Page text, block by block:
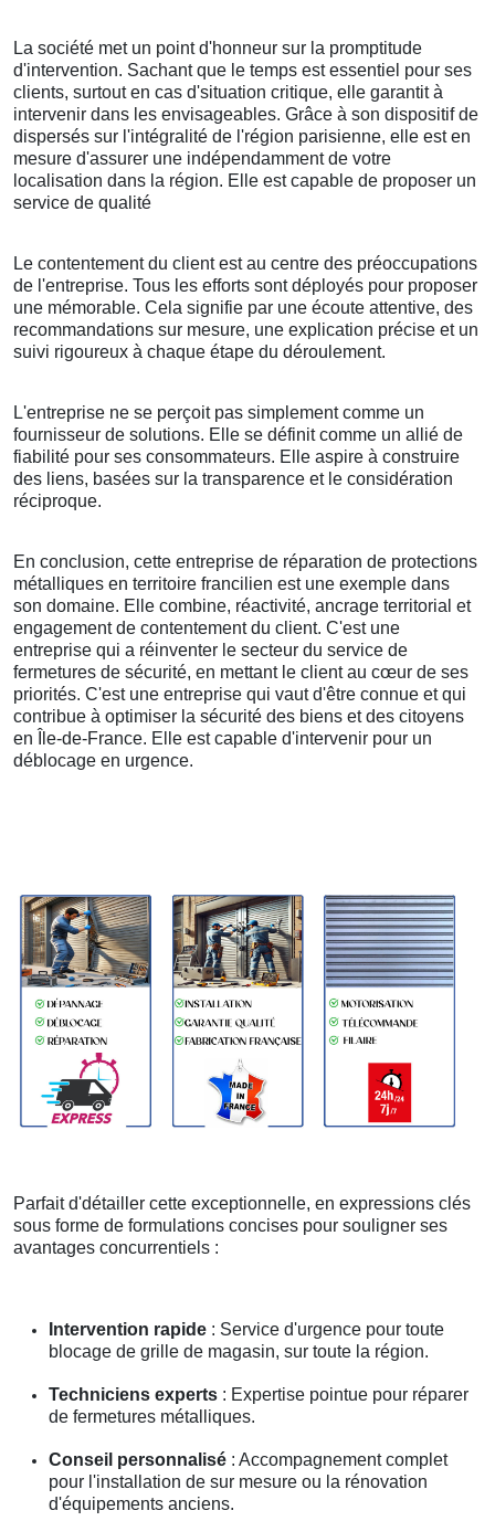
La société met un point d'honneur sur la promptitude
d'intervention. Sachant que le temps est essentiel pour ses
clients, surtout en cas d'situation critique, elle garantit à
intervenir dans les envisageables. Grâce à son dispositif de
dispersés sur l'intégralité de l'région parisienne, elle est en
mesure d'assurer une indépendamment de votre
localisation dans la région. Elle est capable de proposer un
service de qualité
Le contentement du client est au centre des préoccupations
de l'entreprise. Tous les efforts sont déployés pour proposer
une mémorable. Cela signifie par une écoute attentive, des
recommandations sur mesure, une explication précise et un
suivi rigoureux à chaque étape du déroulement.
L'entreprise ne se perçoit pas simplement comme un
fournisseur de solutions. Elle se définit comme un allié de
fiabilité pour ses consommateurs. Elle aspire à construire
des liens, basées sur la transparence et le considération
réciproque.
En conclusion, cette entreprise de réparation de protections
métalliques en territoire francilien est une exemple dans
son domaine. Elle combine, réactivité, ancrage territorial et
engagement de contentement du client. C'est une
entreprise qui a réinventer le secteur du service de
fermetures de sécurité, en mettant le client au cœur de ses
priorités. C'est une entreprise qui vaut d'être connue et qui
contribue à optimiser la sécurité des biens et des citoyens
en Île-de-France. Elle est capable d'intervenir pour un
déblocage en urgence.
Parfait d'détailler cette exceptionnelle, en expressions clés
sous forme de formulations concises pour souligner ses
avantages concurrentiels :
Intervention rapide : Service d'urgence pour toute
blocage de grille de magasin, sur toute la région.
Techniciens experts : Expertise pointue pour réparer
de fermetures métalliques.
Conseil personnalisé : Accompagnement complet
pour l'installation de sur mesure ou la rénovation
d'équipements anciens.